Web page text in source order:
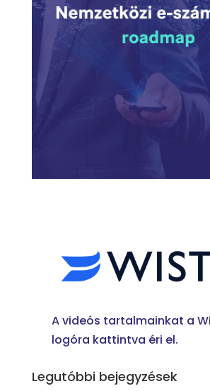
A videós tartalmainkat a
logóra kattintva éri el.
Legutóbbi bejegyzések